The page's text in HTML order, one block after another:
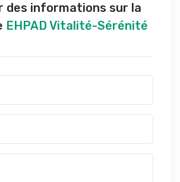
des informations sur la
EHPAD Vitalité-Sérénité